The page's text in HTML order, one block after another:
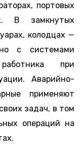
портовых
В замкнутых
колодцах —
с системами
при
Аварийно-
применяют
задач, в том
операций на